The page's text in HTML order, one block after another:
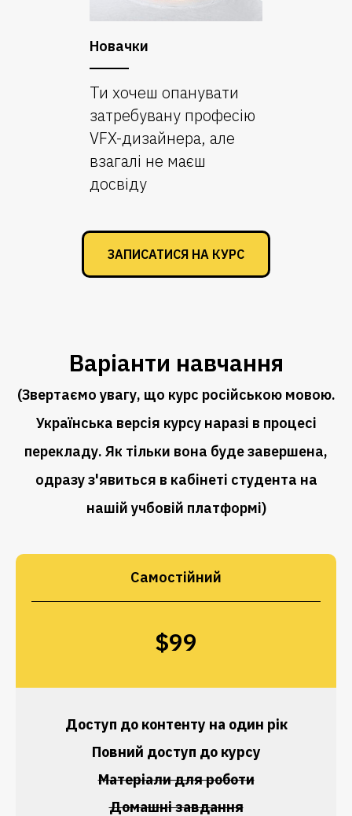
Новачки
Ти хочеш опанувати
затребувану професію
VFX-дизайнера, але
взагалі не маєш
досвіду
ЗАПИСАТИСЯ НА КУРС
Варіанти навчання
(Звертаємо увагу, що курс російською мовою.
Українська версія курсу наразі в процесі
перекладу. Як тільки вона буде завершена,
одразу з'явиться в кабінеті студента на
нашій учбовій платформі)
Самостійний
$99
Доступ до контенту на один рік
Повний доступ до курсу
Матеріали для роботи
Домашні завдання